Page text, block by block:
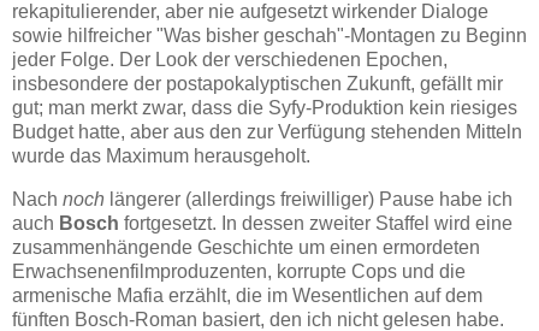
rekapitulierender, aber nie aufgesetzt wirkender Dialoge
sowie hilfreicher "Was bisher geschah"-Montagen zu Beginn
jeder Folge. Der Look der verschiedenen Epochen,
insbesondere der postapokalyptischen Zukunft, gefällt mir
gut; man merkt zwar, dass die Syfy-Produktion kein riesiges
Budget hatte, aber aus den zur Verfügung stehenden Mitteln
wurde das Maximum herausgeholt.
Nach noch längerer (allerdings freiwilliger) Pause habe ich
auch Bosch fortgesetzt. In dessen zweiter Staffel wird eine
zusammenhängende Geschichte um einen ermordeten
Erwachsenenfilmproduzenten, korrupte Cops und die
armenische Mafia erzählt, die im Wesentlichen auf dem
fünften Bosch-Roman basiert, den ich nicht gelesen habe.